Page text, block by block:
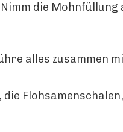
die
alles zusammen